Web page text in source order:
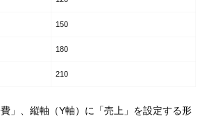
150
180
210
」、縦軸（Y軸）に「売上」を設定する形